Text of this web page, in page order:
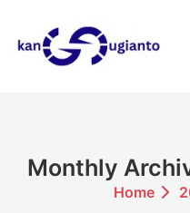
content
Monthly
Home